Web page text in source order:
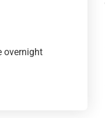
overnight